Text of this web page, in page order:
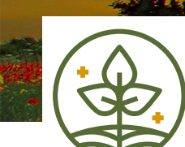
contenu
principal